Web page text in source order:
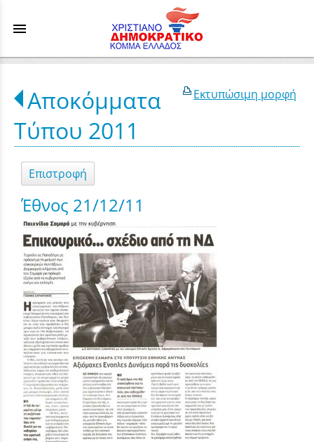
menu
Εκτυπώσιμη μορφή
Αποκόμματα
Τύπου 2011
Επιστροφή
Έθνος 21/12/11